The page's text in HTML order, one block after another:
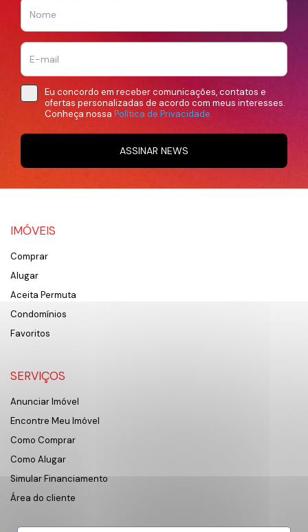
Eu concordo em receber comunicações, contatos e
ofertas personalizadas de acordo com meus interesses.
Conheça nossa Política de Privacidade.
ASSINAR NEWS
IMÓVEIS
Comprar
Alugar
Aceita Permuta
Condomínios
Favoritos
SERVIÇOS
Anunciar Imóvel
Encontre Meu Imóvel
Como Comprar
Como Alugar
Simular Financiamento
Área do cliente